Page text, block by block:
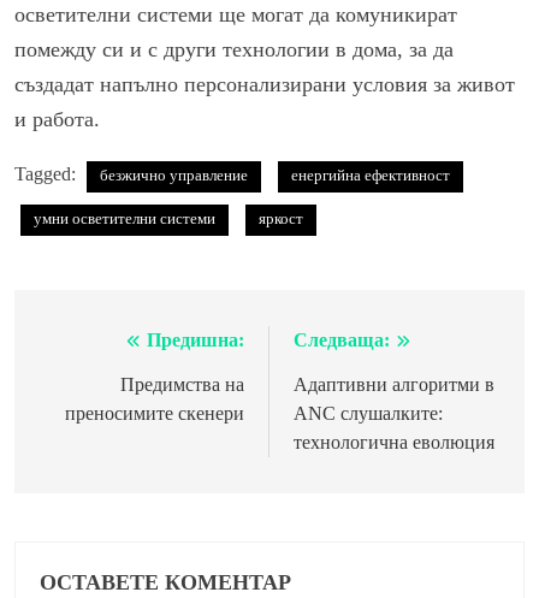
осветителни системи ще могат да комуникират
помежду си и с други технологии в дома, за да
създадат напълно персонализирани условия за живот
и работа.
Tagged: безжично управление енергийна ефективност
умни осветителни системи яркост
НавигацияПредишна:
Предимства на
преносимите скенери
Следваща:
Адаптивни алгоритми в
ANC слушалките:
технологична еволюция
ОСТАВЕТЕ КОМЕНТАР